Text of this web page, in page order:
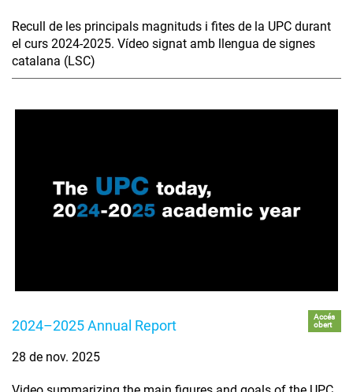
Recull de les principals magnituds i fites de la UPC durant
el curs 2024-2025. Vídeo signat amb llengua de signes
catalana (LSC)
2024–2025 Annual Report
Accés
obert
28 de nov. 2025